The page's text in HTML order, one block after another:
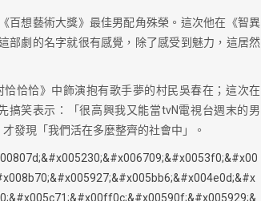
百想藝術大獎》最佳男配角殊榮。這次他在《智異
部劇的名字就很有感覺，除了感受到魅力，這居然
恰恰恰》中飾演抱有歌手夢的村民吳春在；這次在
搞笑表示：「很高興我又能當tvN電視台週末的男
發現「我們活在多麼整齊的社會中」。